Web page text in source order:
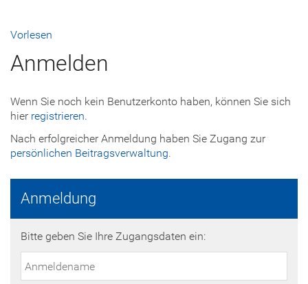
Vorlesen
Anmelden
Wenn Sie noch kein Benutzerkonto haben, können Sie sich
hier registrieren.
Nach erfolgreicher Anmeldung haben Sie Zugang zur
persönlichen Beitragsverwaltung.
Anmeldung
Bitte geben Sie Ihre Zugangsdaten ein: